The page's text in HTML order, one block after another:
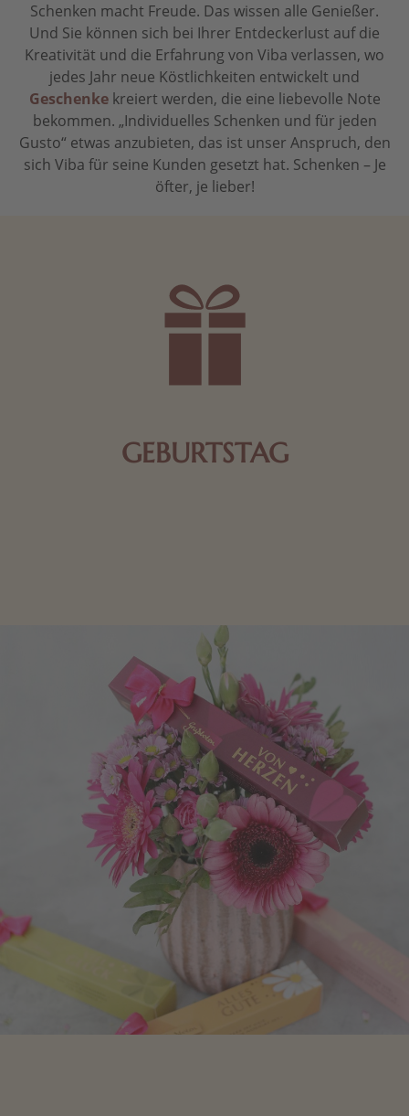
Schenken macht Freude. Das wissen alle Genießer.
Und Sie können sich bei Ihrer Entdeckerlust auf die
Kreativität und die Erfahrung von Viba verlassen, wo
jedes Jahr neue Köstlichkeiten entwickelt und
Geschenkekreiert werden, die eine liebevolle Note
bekommen. „Individuelles Schenken und für jeden
Gusto“ etwas anzubieten, das ist unser Anspruch, den
sich Viba für seine Kunden gesetzt hat. Schenken – Je
öfter, je lieber!
GEBURTSTAG